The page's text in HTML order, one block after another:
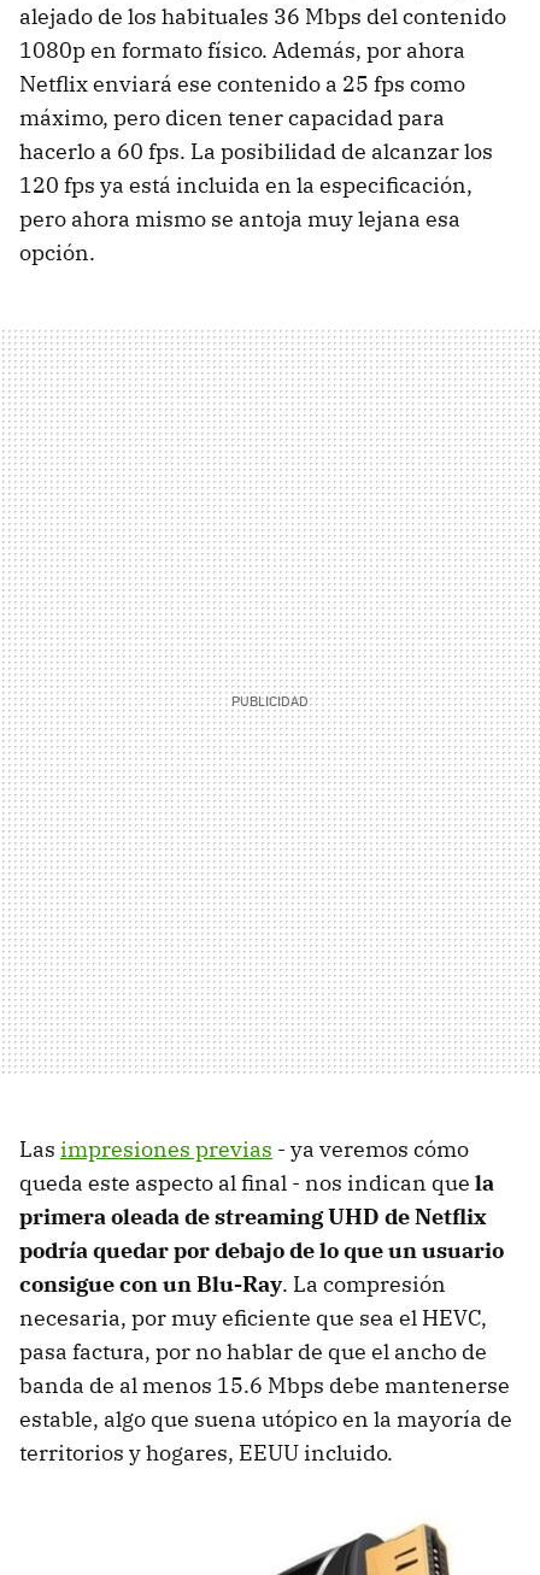
alejado de los habituales 36 Mbps del contenido
1080p en formato físico. Además, por ahora
Netflix enviará ese contenido a 25 fps como
máximo, pero dicen tener capacidad para
hacerlo a 60 fps. La posibilidad de alcanzar los
120 fps ya está incluida en la especificación,
pero ahora mismo se antoja muy lejana esa
opción.
Las impresiones previas - ya veremos cómo
queda este aspecto al final - nos indican que la
primera oleada de streaming UHD de Netflix
podría quedar por debajo de lo que un usuario
consigue con un Blu-Ray. La compresión
necesaria, por muy eficiente que sea el HEVC,
pasa factura, por no hablar de que el ancho de
banda de al menos 15.6 Mbps debe mantenerse
estable, algo que suena utópico en la mayoría de
territorios y hogares, EEUU incluido.